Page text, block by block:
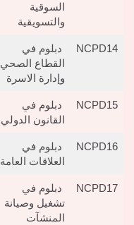
السوقية
والتسويقية
NCPD14
دبلوم في
القطاع الصحي
وإدارة الاسرة
NCPD15
دبلوم في
القانون الدولي
NCPD16
دبلوم في
العلاقات العامة
NCPD17
دبلوم في
تشغيل وصيانة
المنشآت